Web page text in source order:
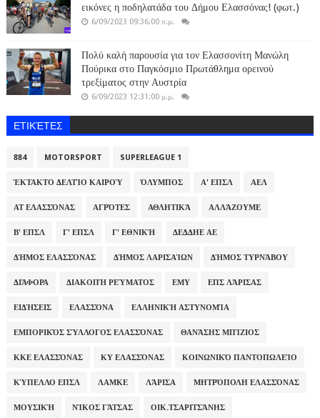
εικόνες η ποδηλατάδα του Δήμου Ελασσόνας! (φωτ.)
6/09/2023 09:36:00 π.μ.
Πολύ καλή παρουσία για τον Ελασσονίτη Μανώλη
Πούρικα στο Παγκόσμιο Πρωτάθλημα ορεινού
τρεξίματος στην Αυστρία
6/09/2023 12:31:00 μ.μ.
ΕΤΙΚΈΤΕΣ
884 MOTORSPORT SUPERLEAGUE 1
ΈΚΤΑΚΤΟ ΔΕΛΤΊΟ ΚΑΙΡΟΎ ΌΛΥΜΠΟΣ Α' ΕΠΣΛ ΑΕΛ
ΑΤ ΕΛΑΣΣΌΝΑΣ ΑΓΡΌΤΕΣ ΑΘΛΗΤΙΚΆ ΑΛΛΆΖΟΥΜΕ
Β' ΕΠΣΛ Γ' ΕΠΣΛ Γ' ΕΘΝΙΚΉ ΔΕΔΔΗΕ ΑΕ
ΔΉΜΟΣ ΕΛΑΣΣΌΝΑΣ ΔΉΜΟΣ ΛΑΡΙΣΑΊΩΝ ΔΉΜΟΣ ΤΥΡΝΆΒΟΥ
ΔΙΆΦΟΡΑ ΔΙΑΚΟΠΉ ΡΕΎΜΑΤΟΣ ΕΜΥ ΕΠΣ ΛΆΡΙΣΑΣ
ΕΙΔΉΣΕΙΣ ΕΛΑΣΣΌΝΑ ΕΛΛΗΝΙΚΉ ΑΣΤΥΝΟΜΊΑ
ΕΜΠΟΡΙΚΌΣ ΣΎΛΛΟΓΟΣ ΕΛΑΣΣΌΝΑΣ ΘΑΝΆΣΗΣ ΜΠΊΖΙΟΣ
ΚΚΕ ΕΛΑΣΣΌΝΑΣ ΚΥ ΕΛΑΣΣΌΝΑΣ ΚΟΙΝΩΝΙΚΌ ΠΑΝΤΟΠΩΛΕΊΟ
ΚΎΠΕΛΛΟ ΕΠΣΛ ΛΑΜΚΕ ΛΆΡΙΣΑ ΜΗΤΡΌΠΟΛΗ ΕΛΑΣΣΌΝΑΣ
ΜΟΥΣΙΚΉ ΝΊΚΟΣ ΓΆΤΣΑΣ ΟΙΚ.ΤΣΑΡΙΤΣΆΝΗΣ